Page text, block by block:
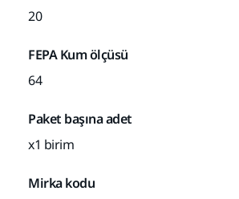
20
FEPA Kum ölçüsü
64
Paket başına adet
x1 birim
Mirka kodu